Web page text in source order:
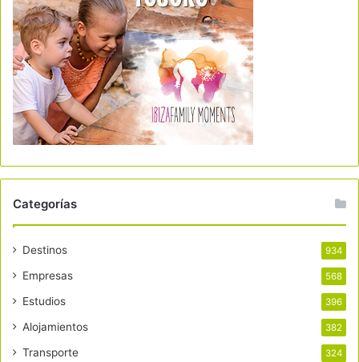
Categorías
Destinos 934
Empresas 568
Estudios 396
Alojamientos 382
Transporte 324